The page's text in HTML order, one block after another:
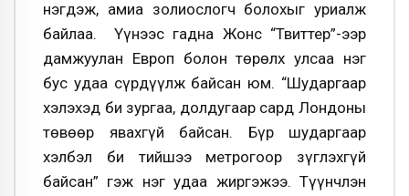
нэгдэж, амиа золиослогч болохыг уриалж
байлаа. Үүнээс гадна Жонс “Твиттер”-ээр
дамжуулан Европ болон төрөлх улсаа нэг
бус удаа сүрдүүлж байсан юм. “Шударгаар
хэлэхэд би зургаа, долдугаар сард Лондоны
төвөөр явахгүй байсан. Бүр шударгаар
хэлбэл би тийшээ метрогоор зүглэхгүй
байсан” гэж нэг удаа жиргэжээ. Түүнчлэн